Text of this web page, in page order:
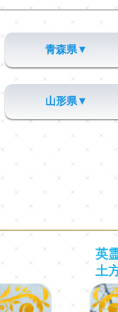
青森県▼
山形県▼
英
土